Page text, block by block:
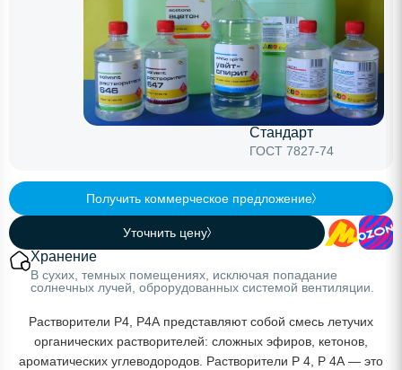
Стандарт
ГОСТ 7827-74
Получить коммерческое предложение
Уточнить цену
Хранение
В сухих, темных помещениях, исключая попадание
солнечных лучей, оброрудованных системой вентиляции.
Растворители Р4, Р4А представляют собой смесь летучих
органических растворителей: сложных эфиров, кетонов,
ароматических углеводородов. Растворители Р 4, Р 4А — это